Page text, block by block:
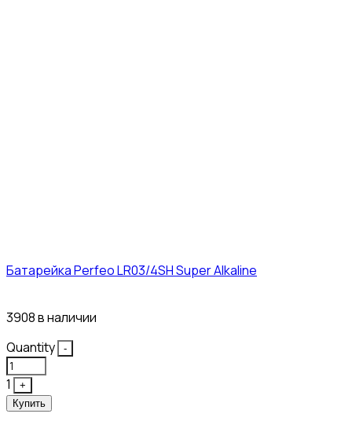
Батарейка Perfeo LR03/4SH Super Alkaline
3908 в наличии
Quantity
-
1
+
Купить